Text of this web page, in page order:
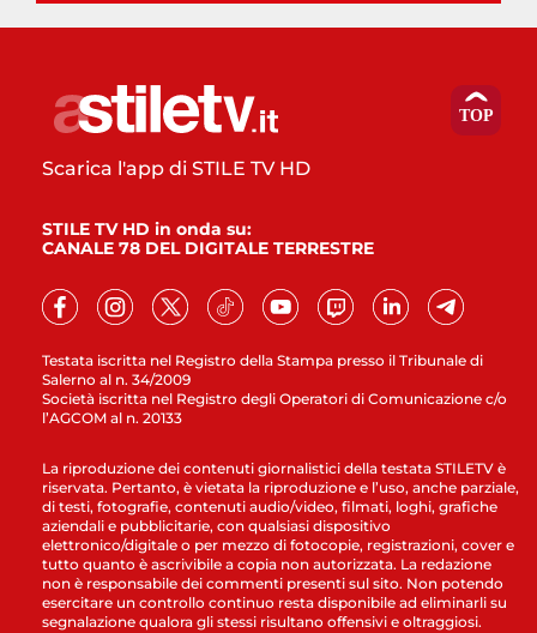
Testata iscritta nel Registro della Stampa presso il Tribunale di
Salerno al n. 34/2009
Società iscritta nel Registro degli Operatori di Comunicazione c/o
l’AGCOM al n. 20133
Scarica l'app di STILE TV HD
STILE TV HD in onda su:
CANALE 78 DEL DIGITALE TERRESTRE
La riproduzione dei contenuti giornalistici della testata STILETV è
riservata. Pertanto, è vietata la riproduzione e l’uso, anche parziale,
di testi, fotografie, contenuti audio/video, filmati, loghi, grafiche
aziendali e pubblicitarie, con qualsiasi dispositivo
elettronico/digitale o per mezzo di fotocopie, registrazioni, cover e
tutto quanto è ascrivibile a copia non autorizzata. La redazione
non è responsabile dei commenti presenti sul sito. Non potendo
esercitare un controllo continuo resta disponibile ad eliminarli su
segnalazione qualora gli stessi risultano offensivi e oltraggiosi.